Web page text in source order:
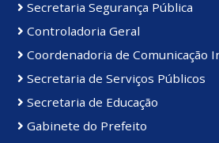
Secretaria Segurança Pública
Controladoria Geral
Coordenadoria de Comunicação
Secretaria de Serviços Públicos
Secretaria de Educação
Gabinete do Prefeito